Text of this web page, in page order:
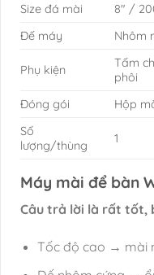
Size đá mài
8″ /
Đế máy
Nhôm
Phụ kiện
Tấm
phôi
Đóng gói
Hộp
Số
lượng/thùng
1
Máy mài để bàn
Câu trả lời là rất tốt,
Tốc độ cao → mài